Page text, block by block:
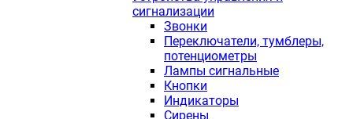
сигнализации
Звонки
Переключатели, тумблеры,
потенциометры
Лампы сигнальные
Кнопки
Индикаторы
Сирены